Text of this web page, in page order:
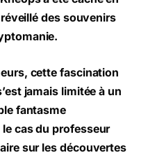
des souvenirs
cette fascination
jamais limitée à un
fantasme
cas du professeur
sur les découvertes